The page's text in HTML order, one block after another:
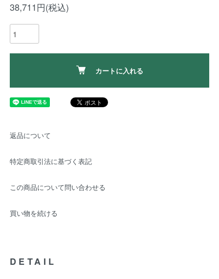
38,711円(税込)
カートに入れる
返品について
特定商取引法に基づく表記
この商品について問い合わせる
買い物を続ける
DETAIL